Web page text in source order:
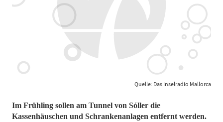
Quelle: Das Inselradio Mallorca
Im Frühling sollen am Tunnel von Sóller die
Kassenhäuschen und Schrankenanlagen entfernt werden.